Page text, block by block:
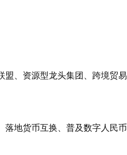
盟、资源型龙头集团、跨境贸易
落地货币互换、普及数字人民币